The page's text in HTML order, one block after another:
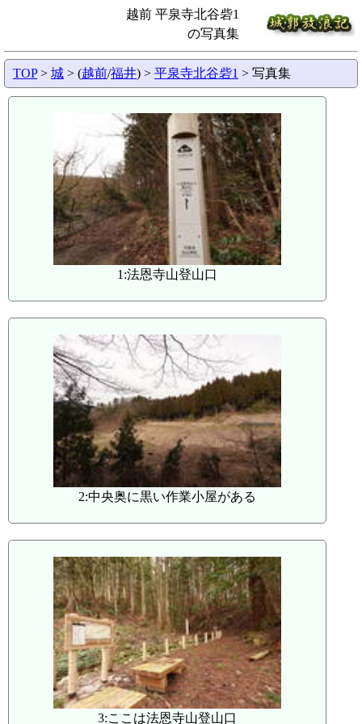
越前 平泉寺北谷砦1
の写真集
TOP> 城 > (越前/福井) > 平泉寺北谷砦1 > 写真集
1:法恩寺山登山口
2:中央奥に黒い作業小屋がある
3:ここは法恩寺山登山口